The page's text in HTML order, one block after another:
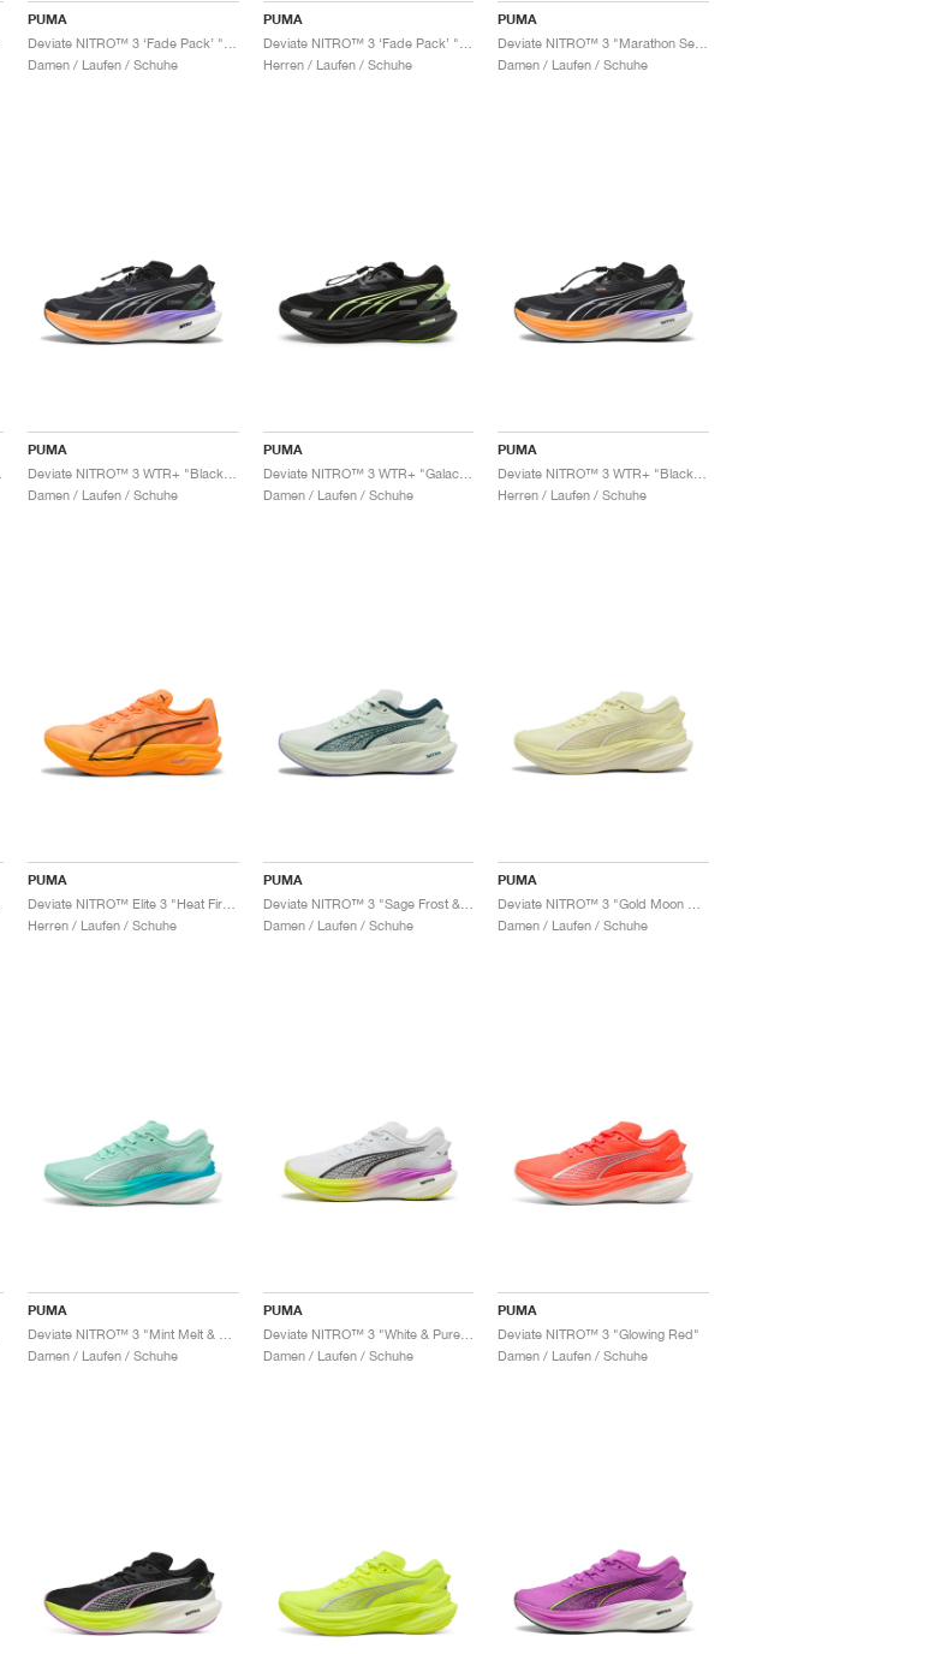
PUMA
Damen / Laufen / Schuhe
PUMA
Herren / Laufen / Schuhe
PUMA
Damen / Laufen / Schuhe
PUMA
Damen / Laufen / Schuhe
PUMA
Deviate NITRO™ 3 WTR+ "Galactic Grey & Black"
Damen / Laufen / Schuhe
PUMA
Herren / Laufen / Schuhe
PUMA
Deviate NITRO™ Elite 3 "Heat Fire & Black"
Herren / Laufen / Schuhe
PUMA
Damen / Laufen / Schuhe
PUMA
Damen / Laufen / Schuhe
PUMA
Damen / Laufen / Schuhe
PUMA
Deviate NITRO™ 3 "White & Pure Magenta"
Damen / Laufen / Schuhe
PUMA
Deviate NITRO™ 3 "Glowing Red"
Damen / Laufen / Schuhe